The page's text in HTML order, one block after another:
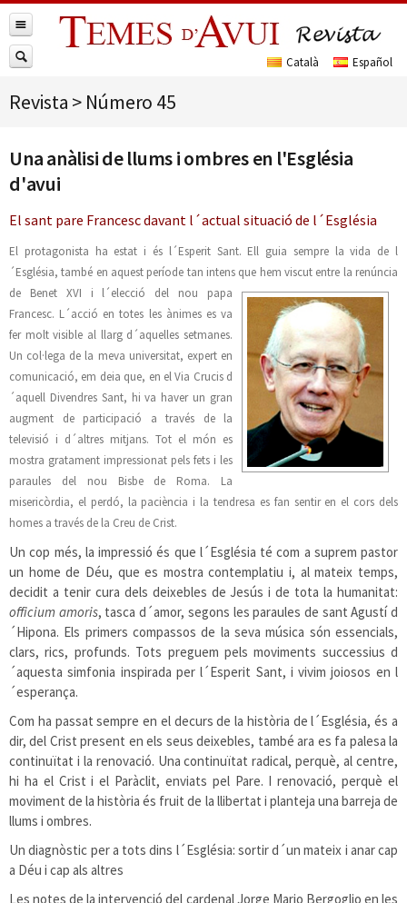
Revista > Número 45
Una anàlisi de llums i ombres en l'Església
d'avui
El sant pare Francesc davant l´actual situació de l´Església
El protagonista ha estat i és l´Esperit Sant. Ell guia sempre la vida de l
´Església, també en aquest període tan intens que hem viscut entre la renúncia
de Benet XVI i l´elecció del nou papa
Francesc. L´acció en totes les ànimes es va
fer molt visible al llarg d´aquelles setmanes.
Un col·lega de la meva universitat, expert en
comunicació, em deia que, en el Via Crucis d
´aquell Divendres Sant, hi va haver un gran
augment de participació a través de la
televisió i d´altres mitjans. Tot el món es
mostra gratament impressionat pels fets i les
paraules del nou Bisbe de Roma. La
misericòrdia, el perdó, la paciència i la tendresa es fan sentir en el cors dels
homes a través de la Creu de Crist.
Un cop més, la impressió és que l´Església té com a suprem pastor
un home de Déu, que es mostra contemplatiu i, al mateix temps,
decidit a tenir cura dels deixebles de Jesús i de tota la humanitat:
officium amoris, tasca d´amor, segons les paraules de sant Agustí d
´Hipona. Els primers compassos de la seva música són essencials,
clars, rics, profunds. Tots preguem pels moviments successius d
´aquesta simfonia inspirada per l´Esperit Sant, i vivim joiosos en l
´esperança.
Com ha passat sempre en el decurs de la història de l´Església, és a
dir, del Crist present en els seus deixebles, també ara es fa palesa la
continuïtat i la renovació. Una continuïtat radical, perquè, al centre,
hi ha el Crist i el Paràclit, enviats pel Pare. I renovació, perquè el
moviment de la història és fruit de la llibertat i planteja una barreja de
llums i ombres.
Un diagnòstic per a tots dins l´Església: sortir d´un mateix i anar cap
a Déu i cap als altres
Les notes de la intervenció del cardenal Jorge Mario Bergoglio en les